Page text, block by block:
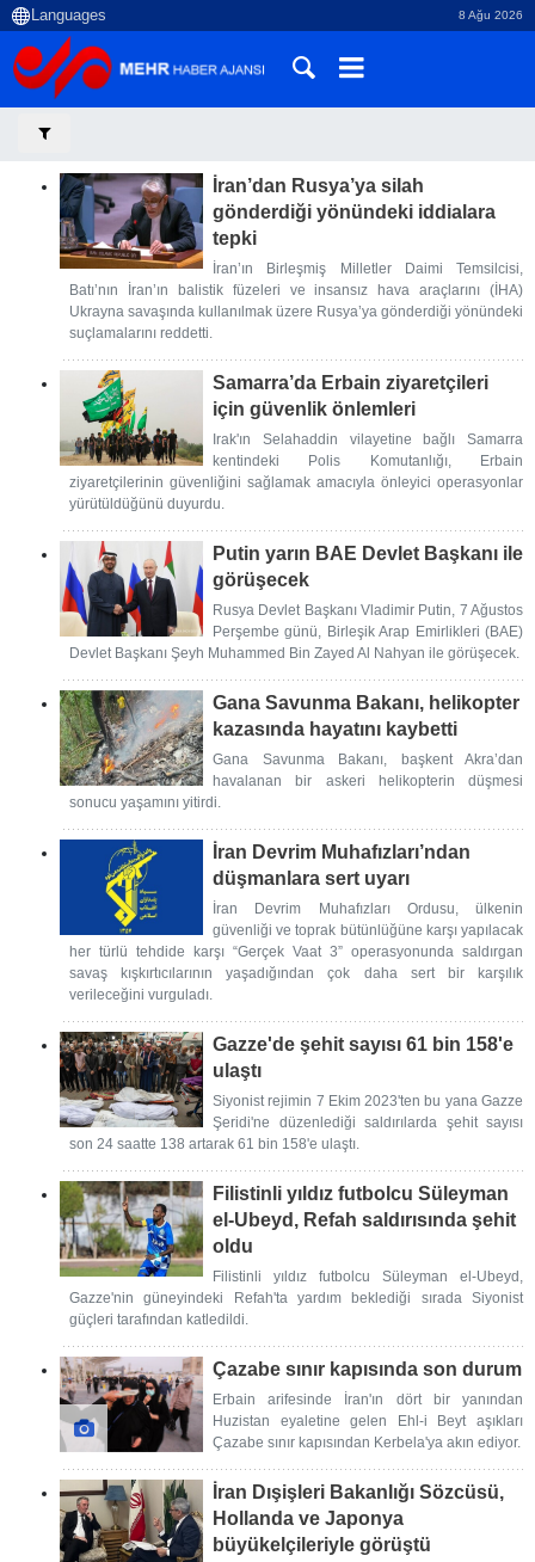
8 Ağu 2026
İran’dan Rusya’ya silah
gönderdiği yönündeki iddialara
tepki
İran’ın Birleşmiş Milletler Daimi Temsilcisi,
Batı’nın İran’ın balistik füzeleri ve insansız hava araçlarını (İHA)
Ukrayna savaşında kullanılmak üzere Rusya’ya gönderdiği yönündeki
suçlamalarını reddetti.
Samarra’da Erbain ziyaretçileri
için güvenlik önlemleri
Irak'ın Selahaddin vilayetine bağlı Samarra
kentindeki Polis Komutanlığı, Erbain
ziyaretçilerinin güvenliğini sağlamak amacıyla önleyici operasyonlar
yürütüldüğünü duyurdu.
Putin yarın BAE Devlet Başkanı ile
görüşecek
Rusya Devlet Başkanı Vladimir Putin, 7 Ağustos
Perşembe günü, Birleşik Arap Emirlikleri (BAE)
Devlet Başkanı Şeyh Muhammed Bin Zayed Al Nahyan ile görüşecek.
Gana Savunma Bakanı, helikopter
kazasında hayatını kaybetti
Gana Savunma Bakanı, başkent Akra’dan
havalanan bir askeri helikopterin düşmesi
sonucu yaşamını yitirdi.
İran Devrim Muhafızları’ndan
düşmanlara sert uyarı
İran Devrim Muhafızları Ordusu, ülkenin
güvenliği ve toprak bütünlüğüne karşı yapılacak
her türlü tehdide karşı “Gerçek Vaat 3” operasyonunda saldırgan
savaş kışkırtıcılarının yaşadığından çok daha sert bir karşılık
verileceğini vurguladı.
Gazze'de şehit sayısı 61 bin 158'e
ulaştı
Siyonist rejimin 7 Ekim 2023'ten bu yana Gazze
Şeridi'ne düzenlediği saldırılarda şehit sayısı
son 24 saatte 138 artarak 61 bin 158'e ulaştı.
Filistinli yıldız futbolcu Süleyman
el-Ubeyd, Refah saldırısında şehit
oldu
Filistinli yıldız futbolcu Süleyman el-Ubeyd,
Gazze'nin güneyindeki Refah'ta yardım beklediği sırada Siyonist
güçleri tarafından katledildi.
Çazabe sınır kapısında son durum
Erbain arifesinde İran'ın dört bir yanından
Huzistan eyaletine gelen Ehl-i Beyt aşıkları
Çazabe sınır kapısından Kerbela'ya akın ediyor.
İran Dışişleri Bakanlığı Sözcüsü,
Hollanda ve Japonya
büyükelçileriyle görüştü